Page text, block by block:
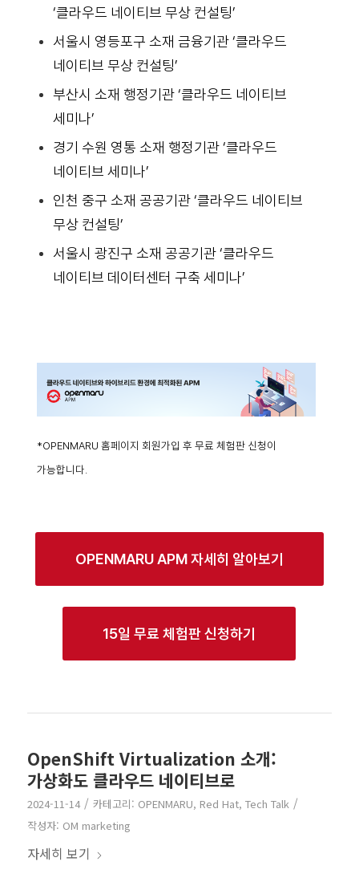
‘클라우드 네이티브 무상 컨설팅’
서울시 영등포구 소재 금융기관 ‘클라우드
네이티브 무상 컨설팅’
부산시 소재 행정기관 ‘클라우드 네이티브
세미나’
경기 수원 영통 소재 행정기관 ‘클라우드
네이티브 세미나’
인천 중구 소재 공공기관 ‘클라우드 네이티브
무상 컨설팅’
서울시 광진구 소재 공공기관 ‘클라우드
네이티브 데이터센터 구축 세미나’
*OPENMARU 홈페이지 회원가입 후 무료 체험판 신청이
가능합니다.
OPENMARU APM 자세히 알아보기
15일 무료 체험판 신청하기
OpenShift Virtualization 소개:
가상화도 클라우드 네이티브로
2024-11-14 / 카테고리: OPENMARU, Red Hat, Tech Talk /
작성자: OM marketing
자세히 보기